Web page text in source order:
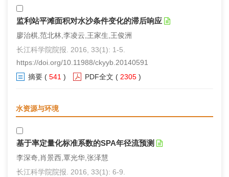
监利站平滩面积对水沙条件变化的滞后响应
廖治棋,范北林,李凌云,王家生,王俊洲
长江科学院院报. 2016, 33(1): 1-5.
https://doi.org/10.11988/ckyyb.20140591
摘要 ( 541 ) PDF全文 ( 2305 )
水资源与环境
基于率定量化标准系数的SPA年径流预测
李深奇,肖景西,覃光华,张泽慧
长江科学院院报. 2016, 33(1): 6-9.